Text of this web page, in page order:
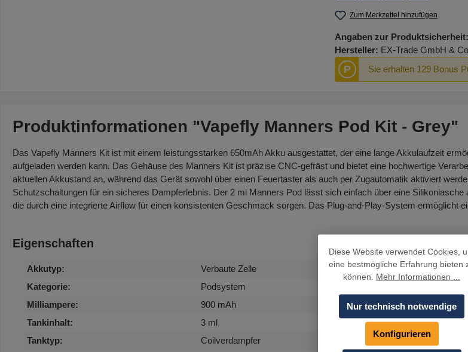
Zum Merkzettel hinzufügen
Angaben zur Produktsicherheit:
Hersteller: EX-Trade GmbH &
P Sie erhalten 129 Bonus
Produktinformationen "Vapefly Manners Pod Kit - Grey"
Das Vapefly Manners Kit ist mit einem leistungsstarken 650mAh Akku ausgestattet, der eine lange Akkulaufzeit
aufgeladen werden kann. Das Gehäuse des Manners Kit ist präzise CNC-gefräst und bietet eine hochwertige
aktuellen Akkustand an, während das Gerät sowohl über einen Feuertaster als auch per Zugautomatik aktiviert
Schutzschaltungen für ein sicheres Dampferlebnis. Der 2 ml Manners Pod lässt sich einfach über eine
die durch eine integrierte Airflow für einen konsistenten Geschmack sorgen. Das Plug-and-Play-System ermöglicht
Eigenschaften
Akkutyp:
Verbaute Zelle
Kategorie:
Podsystem
Milliampere:
900 mAh
Tankinhalt:
3 ml
Tanktyp:
Coilverdampfer
Diese Website verwendet Cookies,
eine bestmögliche Erfahrung bieten
können. Mehr Informationen ...
Nur technisch notwendige
Konfigurieren